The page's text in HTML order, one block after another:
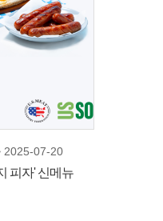
2025-07-20
피자' 신메뉴